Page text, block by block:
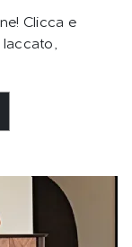
Clicca e
laccato,